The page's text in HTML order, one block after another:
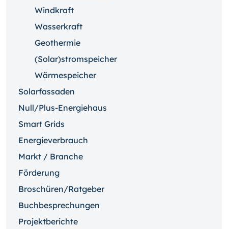
Windkraft
Wasserkraft
Geothermie
(Solar)stromspeicher
Wärmespeicher
Solarfassaden
Null/Plus-Energiehaus
Smart Grids
Energieverbrauch
Markt / Branche
Förderung
Broschüren/Ratgeber
Buchbesprechungen
Projektberichte